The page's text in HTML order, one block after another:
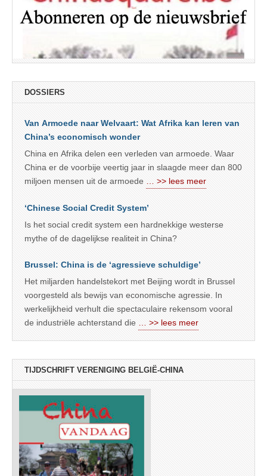
DOSSIERS
Van Armoede naar Welvaart: Wat Afrika kan leren van
China’s economisch wonder
China en Afrika delen een verleden van armoede. Waar
China er de voorbije veertig jaar in slaagde meer dan 800
miljoen mensen uit de armoede
… >> lees meer
‘Chinese Social Credit System’
Is het social credit system een hardnekkige westerse
mythe of de dagelijkse realiteit in China?
Brussel: China is de ‘agressieve schuldige’
Het miljarden handelstekort met Beijing wordt in Brussel
voorgesteld als bewijs van economische agressie. In
werkelijkheid verhult die spectaculaire rekensom vooral
de industriële achterstand die
… >> lees meer
TIJDSCHRIFT VERENIGING BELGIË-CHINA